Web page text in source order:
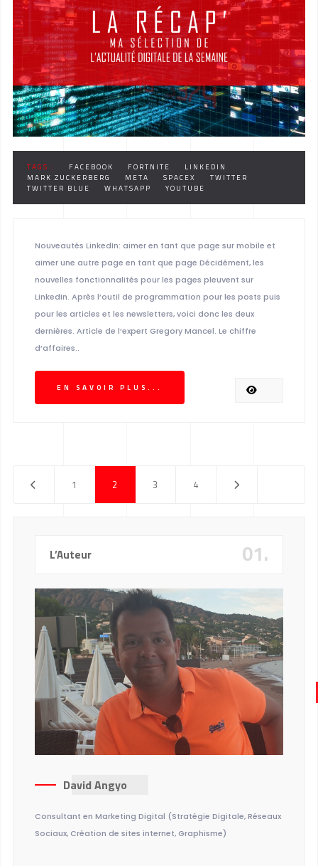
TAGS : FACEBOOK FORTNITE
LINKEDIN
MARK ZUCKERBERG
META SPACEX
TWITTER
TWITTER BLUE
WHATSAPP YOUTUBE
Nouveautés LinkedIn: aimer en tant que page sur mobile et
aimer une autre page en tant que page Décidément, les
nouvelles fonctionnalités pour les pages pleuvent sur
LinkedIn. Après l’outil de programmation pour les posts puis
pour les articles et les newsletters, voici donc les deux
dernières. Article de l’expert Gregory Mancel. Le chiffre
d’affaires..
EN SAVOIR PLUS...
1 2 3 4
L’Auteur 01.
David Angyo
Consultant en Marketing Digital (Stratégie Digitale, Réseaux
Sociaux, Création de sites internet, Graphisme)